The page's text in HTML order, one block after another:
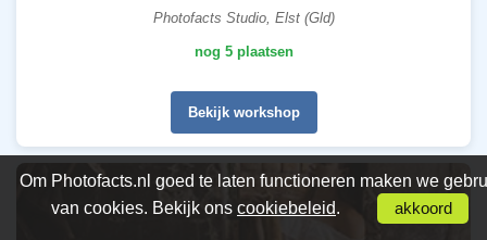
Photofacts Studio, Elst (Gld)
nog 5 plaatsen
Bekijk workshop
Om Photofacts.nl goed te laten functioneren maken we
van cookies. Bekijk ons cookiebeleid. akkoord